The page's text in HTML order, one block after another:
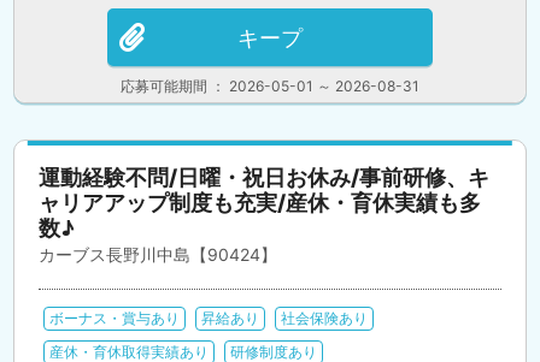
応募可能期間 ： 2026-05-01 ～ 2026-08-31
キープ
運動経験不問/日曜・祝日お休み/事前研修、キ
ャリアアップ制度も充実/産休・育休実績も多
数♪
カーブス長野川中島【90424】
ボーナス・賞与あり 昇給あり
社会保険あり
産休・育休取得実績あり
研修制度あり